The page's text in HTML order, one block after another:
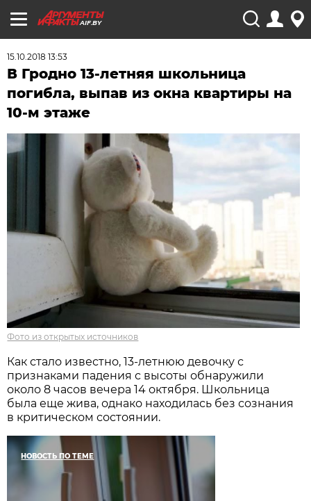
AIF.BY
15.10.2018 13:53
В Гродно 13-летняя школьница
погибла, выпав из окна квартиры на
10-м этаже
Фото из открытых источников
Как стало известно, 13-летнюю девочку с
признаками падения с высоты обнаружили
около 8 часов вечера 14 октября. Школьница
была еще жива, однако находилась без сознания
в критическом состоянии.
НОВОСТЬ ПО ТЕМЕ